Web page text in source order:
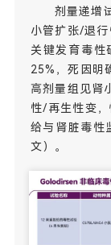
剂量递增
小管扩张/退行
关键发育毒
25%，死因明
高剂量组见肾
性/再生性变
给与肾脏毒性
文）。